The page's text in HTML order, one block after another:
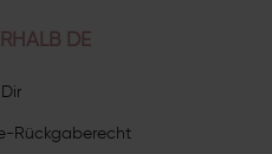
DE
Rückgaberecht